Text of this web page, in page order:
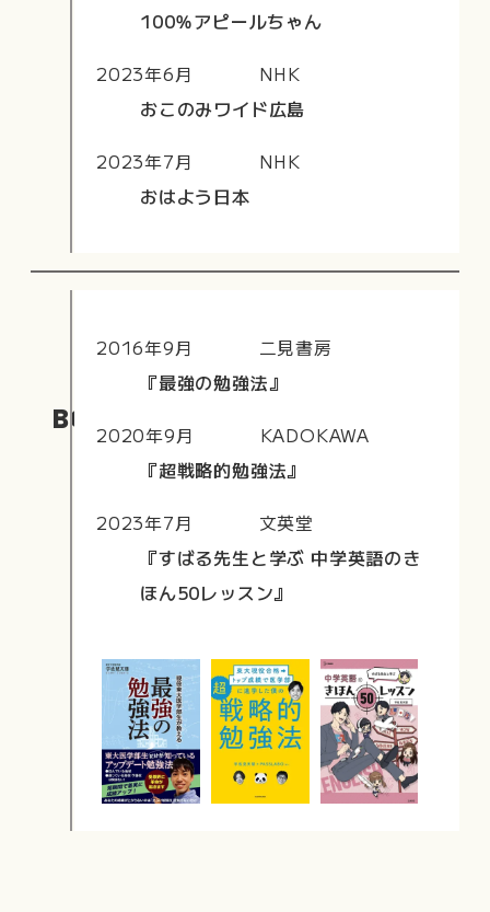
100％アピールちゃん
2023年6月
NHK
おこのみワイド広島
2023年7月
NHK
おはよう日本
BOOK
2016年9月
二見書房
『最強の勉強法』
2020年9月
KADOKAWA
『超戦略的勉強法』
2023年7月
文英堂
『すばる先生と学ぶ 中学英語のき
ほん50レッスン』